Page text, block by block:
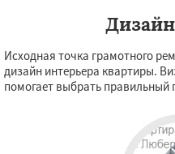
Исходная точка грамотного
дизайн интерьера квартиры.
помогает выбрать правильный